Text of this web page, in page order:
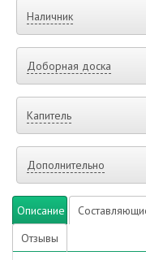
Наличник
Доборная доска
Капитель
Дополнительно
Описание
Отзывы